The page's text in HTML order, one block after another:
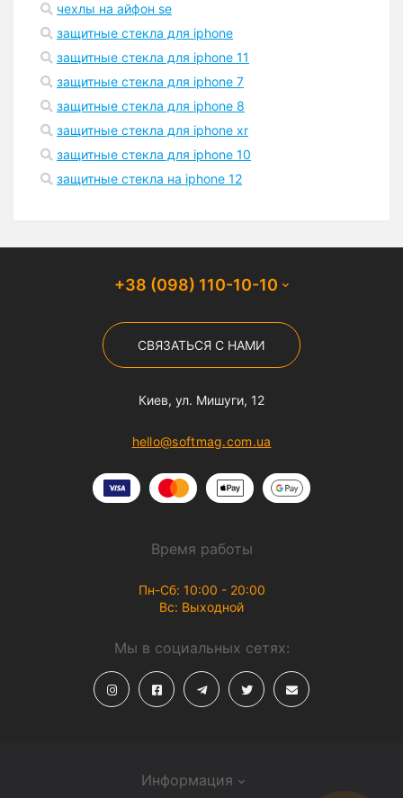
чехлы на айфон se
защитные стекла для iphone
защитные стекла для iphone 11
защитные стекла для iphone 7
защитные стекла для iphone 8
защитные стекла для iphone xr
защитные стекла для iphone 10
защитные стекла на iphone 12
+38 (098) 110-10-10
СВЯЗАТЬСЯ С НАМИ
Киев, ул. Мишуги, 12
hello@softmag.com.ua
Информация
Время работы
Пн-Сб: 10:00 - 20:00
Вс: Выходной
Мы в социальных сетях: